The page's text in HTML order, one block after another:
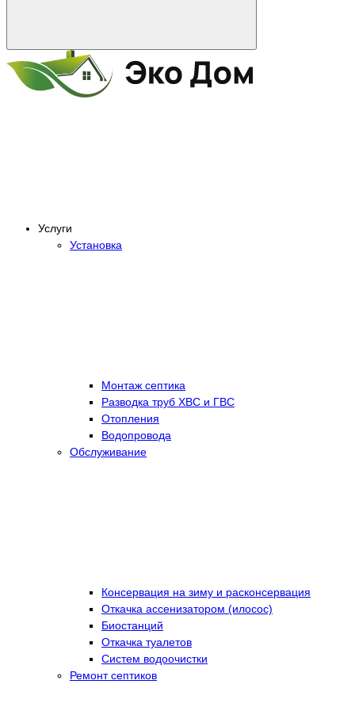
Услуги
Установка
Монтаж септика
Разводка труб ХВС и ГВС
Отопления
Водопровода
Обслуживание
Консервация на зиму и расконсервация
Откачка ассенизатором (илосос)
Биостанций
Откачка туалетов
Систем водоочистки
Ремонт септиков